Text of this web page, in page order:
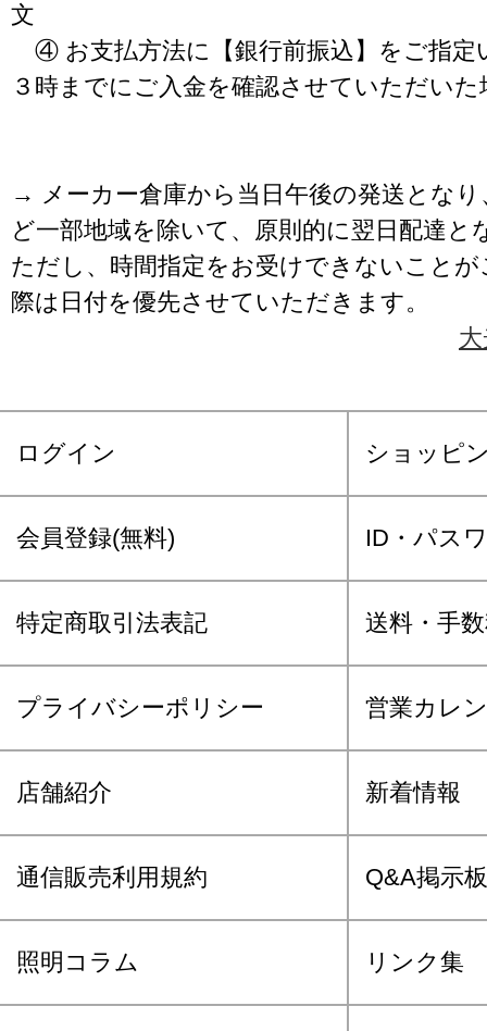
文
④ お支払方法に【銀行前振込】をご指定
３時までにご入金を確認させていただいた
→ メーカー倉庫から当日午後の発送となり
ど一部地域を除いて、原則的に翌日配達と
ただし、時間指定をお受けできないこと
際は日付を優先させていただきます。
ログイン ショッピ
会員登録(無料) ID・パス
特定商取引法表記 送料・手
プライバシーポリシー 営業カレ
店舗紹介 新着情報
通信販売利用規約 Q&A掲示板
照明コラム リンク集